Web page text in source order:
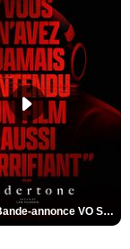
Undertone Bande-annonce VO STFR